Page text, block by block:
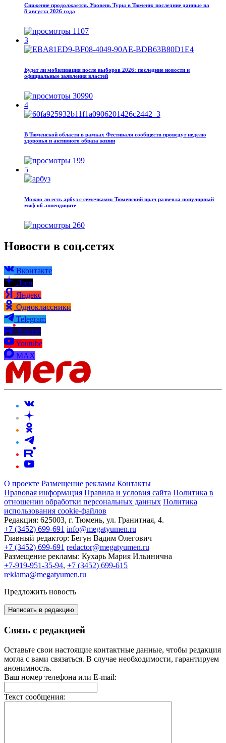
Снижение продолжается. Уровень Туры в Тюмени: последние данные на
8 августа 2026 года
1107
3
Будет ли мобилизация после выборов 2026: последние новости и
официальные заявления властей
30990
4
В Тюменской области в рамках Фестиваля сообществ проведут неделю
здоровья и активного образа жизни
199
5
Можно ли есть арбуз с семечками: Тюменский врач развеяла популярный
миф об аппендиците
260
Новости в соц.сетях
Вконтакте
Дзен
Яндекс
Одноклассники
Telegram
Rutube
Youtube
MAX
О проекте Размещение рекламы Контакты
Правовая информация Правила и условия сайта Политика в
отношении обработки персональных данных Политика
использования cookie-файлов
Редакция: 625003, г. Тюмень, ул. Гранитная, 4.
+7 (3452) 699-691 info@megatyumen.ru
Главный редактор: Бегун Вадим Олегович
+7 (3452) 699-691 redactor@megatyumen.ru
Размещение рекламы: Кухарь Мария Ильинична
+7-919-951-35-94, +7 (3452) 699-615
reklama@megatyumen.ru
Предложить новость
Написать в редакцию
Связь с редакцией
Оставьте свои настоящие контактные данные, чтобы редакция
могла с вами связаться. В случае необходимости, гарантируем
анонимность.
Ваш номер телефона или E-mail:
Текст сообщения: